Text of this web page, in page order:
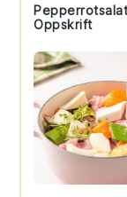
Oppskrift